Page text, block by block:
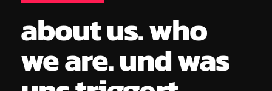
about us. who
we are. und was